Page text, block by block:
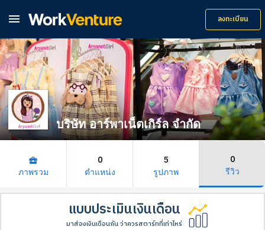
 ลงทะเบียน
บริษัท อาร์พาเน็ตเกิร์ล จำกัด
business_center
ภาพรวม
0
ตำแหน่ง
5
รูปภาพ
0
รีวิว
แบบประเมินเงินเดือน
มาส่องเงินเดือนกัน ว่าควรสตาร์ทที่เท่าไหร่